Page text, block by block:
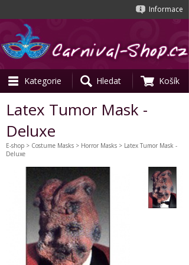
Informace
Kategorie Hledat Košík
Latex Tumor Mask -
Deluxe
E-shop > Costume Masks > Horror Masks > Latex Tumor Mask -
Deluxe